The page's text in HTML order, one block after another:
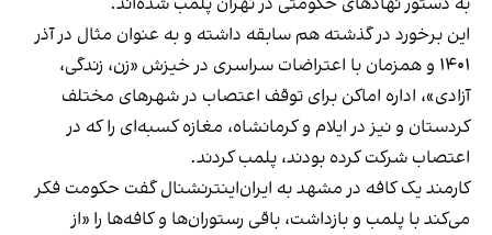
این برخورد در گذشته هم سابقه داشته و به عنوان مثال در آذر
۱۴۰۱ و همزمان با اعتراضات سراسری در خیزش «زن، زندگی،
آزادی»، اداره اماکن برای توقف اعتصاب در شهرهای مختلف
کردستان و نیز در ایلام و کرمانشاه، مغازه کسبه‌ای را که در
اعتصاب شرکت کرده بودند، پلمب کردند.
کارمند یک کافه در مشهد به ایران‌اینترنشنال گفت حکومت فکر
می‌کند با پلمب و بازداشت، باقی رستوران‌ها و کافه‌ها را «از